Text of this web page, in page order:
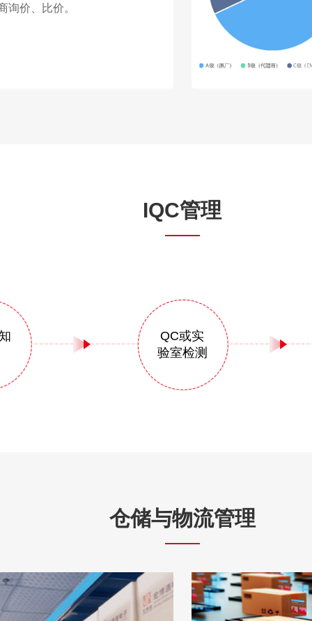
询价、比价。
IQC管理
QC或实
验室检测
仓储与物流管理